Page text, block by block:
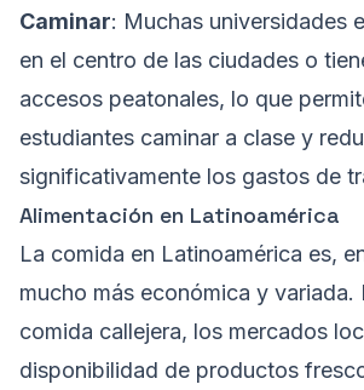
Caminar: Muchas universidades
en el centro de las ciudades o
accesos peatonales, lo que
estudiantes caminar a clase y
significativamente los gastos de
Alimentación en Latinoamérica
La comida en Latinoamérica es,
mucho más económica y variada.
comida callejera, los mercados
disponibilidad de productos